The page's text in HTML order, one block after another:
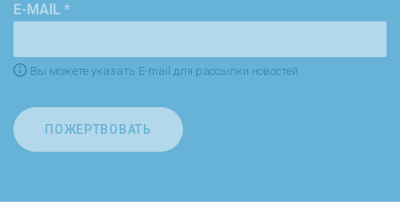
E-MAIL *
Вы можете указать E-mail для рассылки новостей.
ПОЖЕРТВОВАТЬ